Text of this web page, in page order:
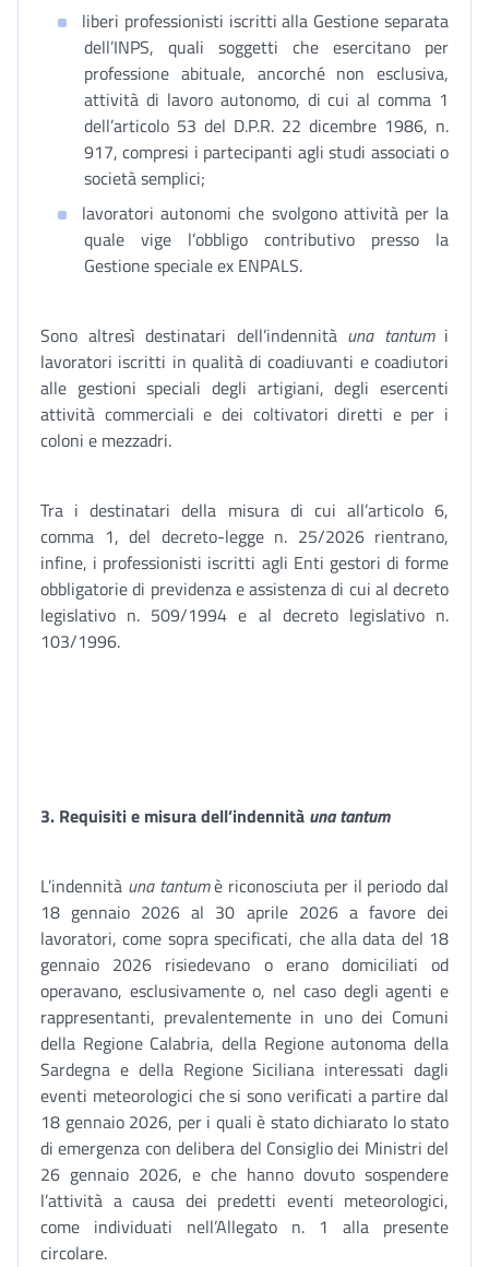
liberi professionisti iscritti alla Gestione separata
dell’INPS, quali soggetti che esercitano per
professione abituale, ancorché non esclusiva,
attività di lavoro autonomo, di cui al comma 1
dell’articolo 53 del D.P.R. 22 dicembre 1986, n.
917, compresi i partecipanti agli studi associati o
società semplici;
lavoratori autonomi che svolgono attività per la
quale vige l’obbligo contributivo presso la
Gestione speciale ex ENPALS.
Sono altresì destinatari dell’indennità una tantum i
lavoratori iscritti in qualità di coadiuvanti e coadiutori
alle gestioni speciali degli artigiani, degli esercenti
attività commerciali e dei coltivatori diretti e per i
coloni e mezzadri.
Tra i destinatari della misura di cui all’articolo 6,
comma 1, del decreto-legge n. 25/2026 rientrano,
infine, i professionisti iscritti agli Enti gestori di forme
obbligatorie di previdenza e assistenza di cui al decreto
legislativo n. 509/1994 e al decreto legislativo n.
103/1996.
3. Requisiti e misura dell’indennità una tantum
L’indennità una tantumè riconosciuta per il periodo dal
18 gennaio 2026 al 30 aprile 2026 a favore dei
lavoratori, come sopra specificati, che alla data del 18
gennaio 2026 risiedevano o erano domiciliati od
operavano, esclusivamente o, nel caso degli agenti e
rappresentanti, prevalentemente in uno dei Comuni
della Regione Calabria, della Regione autonoma della
Sardegna e della Regione Siciliana interessati dagli
eventi meteorologici che si sono verificati a partire dal
18 gennaio 2026, per i quali è stato dichiarato lo stato
di emergenza con delibera del Consiglio dei Ministri del
26 gennaio 2026, e che hanno dovuto sospendere
l’attività a causa dei predetti eventi meteorologici,
come individuati nell’Allegato n. 1 alla presente
circolare.